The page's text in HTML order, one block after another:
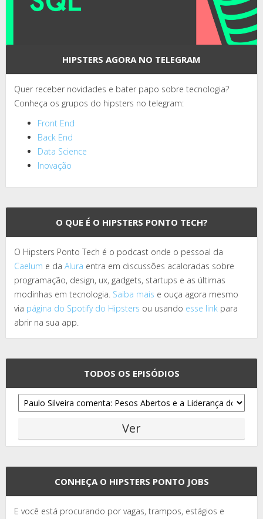
HIPSTERS AGORA NO TELEGRAM
Quer receber novidades e bater papo sobre tecnologia?
Conheça os grupos do hipsters no telegram:
Front End
Back End
Data Science
Inovação
O QUE É O HIPSTERS PONTO TECH?
O Hipsters Ponto Tech é o podcast onde o pessoal da
Caelum e da Alura entra em discussões acaloradas sobre
programação, design, ux, gadgets, startups e as últimas
modinhas em tecnologia. Saiba mais e ouça agora mesmo
via página do Spotify do Hipsters ou usando esse link para
abrir na sua app.
TODOS OS EPISÓDIOS
CONHEÇA O HIPSTERS PONTO JOBS
E você está procurando por vagas, trampos, estágios e